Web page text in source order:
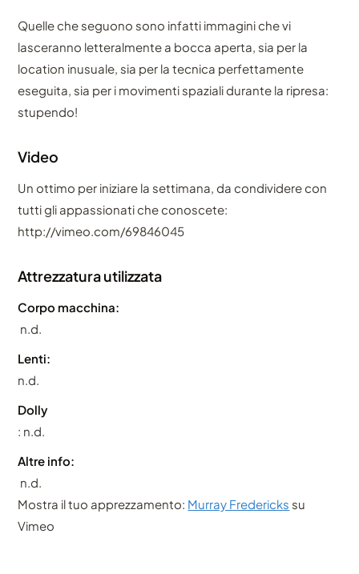
Quelle che seguono sono infatti immagini che vi
lasceranno letteralmente a bocca aperta, sia per la
location inusuale, sia per la tecnica perfettamente
eseguita, sia per i movimenti spaziali durante la ripresa:
stupendo!
Video
Un ottimo per iniziare la settimana, da condividere con
tutti gli appassionati che conoscete:
http://vimeo.com/69846045
Attrezzatura utilizzata
Corpo macchina:
n.d.
Lenti:
n.d.
Dolly
: n.d.
Altre info:
n.d.
Mostra il tuo apprezzamento: Murray Fredericks su
Vimeo